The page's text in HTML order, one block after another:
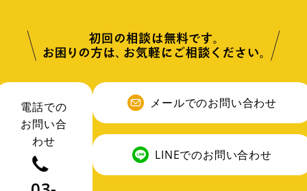
電話での
お問い合
わせ
メールでのお問い合わせ
LINEでのお問い合わせ